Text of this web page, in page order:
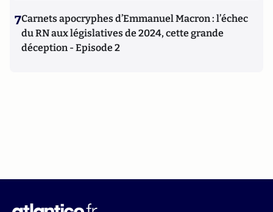
7Carnets apocryphes d’Emmanuel Macron : l’échec
du RN aux législatives de 2024, cette grande
déception - Episode 2